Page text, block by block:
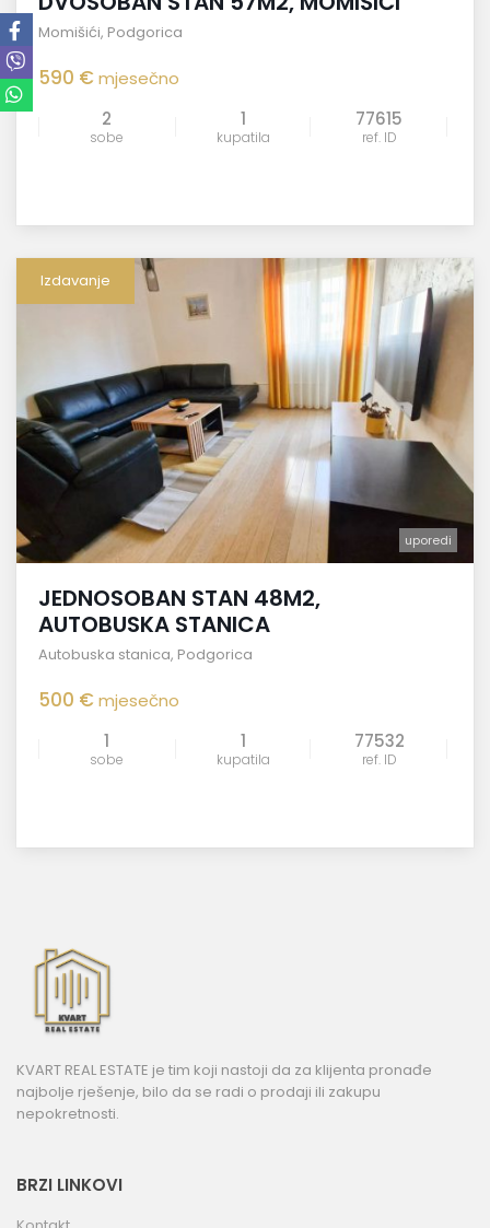
Momišići, Podgorica
590 €mjesečno
2
sobe
1
kupatila
77615
ref. ID
Izdavanje
uporedi
JEDNOSOBAN STAN 48M2,
AUTOBUSKA STANICA
Autobuska stanica, Podgorica
500 €mjesečno
1
sobe
1
kupatila
77532
ref. ID
KVART REAL ESTATE je tim koji nastoji da za klijenta pronađe
najbolje rješenje, bilo da se radi o prodaji ili zakupu
nepokretnosti.
BRZI LINKOVI